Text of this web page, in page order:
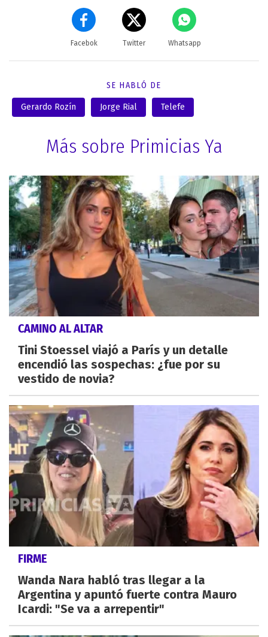
Facebok Twitter Whatsapp
SE HABLÓ DE
Gerardo Rozín Jorge Rial Telefe
Más sobre Primicias Ya
CAMINO AL ALTAR
Tini Stoessel viajó a París y un detalle
encendió las sospechas: ¿fue por su
vestido de novia?
FIRME
Wanda Nara habló tras llegar a la
Argentina y apuntó fuerte contra Mauro
Icardi: "Se va a arrepentir"